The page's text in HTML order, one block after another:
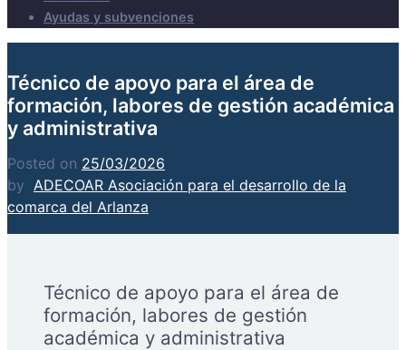
Ayudas y subvenciones
Técnico de apoyo para el área de
formación, labores de gestión académica
y administrativa
Posted on 25/03/2026
by ADECOAR Asociación para el desarrollo de la
comarca del Arlanza
Técnico de apoyo para el área de
formación, labores de gestión
académica y administrativa